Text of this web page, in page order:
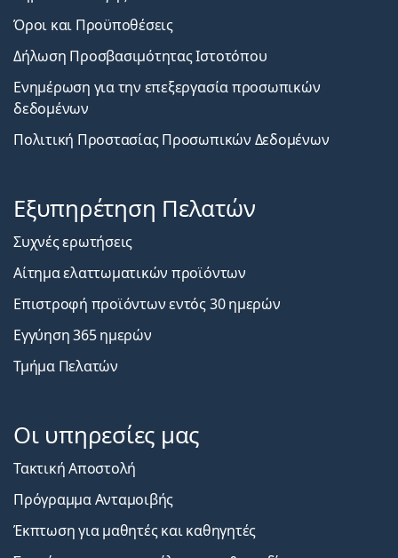
Όροι και Προϋποθέσεις
Δήλωση Προσβασιμότητας Ιστοτόπου
Ενημέρωση για την επεξεργασία προσωπικών
δεδομένων
Πολιτική Προστασίας Προσωπικών Δεδομένων
Εξυπηρέτηση Πελατών
Συχνές ερωτήσεις
Αίτημα ελαττωματικών προϊόντων
Επιστροφή προϊόντων εντός 30 ημερών
Εγγύηση 365 ημερών
Τμήμα Πελατών
Οι υπηρεσίες μας
Τακτική Αποστολή
Πρόγραμμα Ανταμοιβής
Έκπτωση για μαθητές και καθηγητές